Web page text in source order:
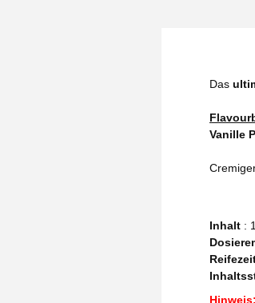
Das
Vanille
Inhalt :